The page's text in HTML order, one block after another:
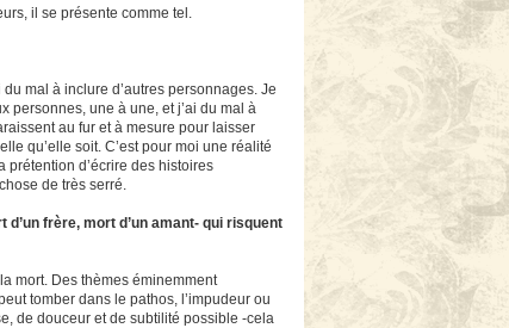
il se présente comme tel.
mal à inclure d’autres personnages. Je
personnes, une à une, et j’ai du mal à
au fur et à mesure pour laisser
qu’elle soit. C’est pour moi une réalité
prétention d’écrire des histoires
de très serré.
frère, mort d’un amant- qui risquent
mort. Des thèmes éminemment
tomber dans le pathos, l’impudeur ou
de douceur et de subtilité possible -cela